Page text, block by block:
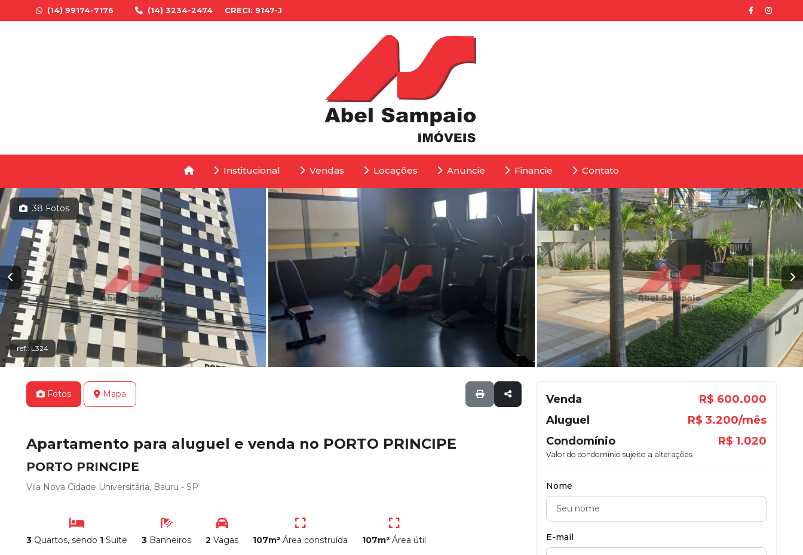
(14) 99174-7176 (14) 3234-2474 CRECI: 9147-J
Institucional Vendas Locações Anuncie Financie Contato
38 Fotos
ref.: L324
Fotos Mapa
Apartamento para aluguel e venda no PORTO PRINCIPE
PORTO PRINCIPE
Vila Nova Cidade Universitária, Bauru - SP
3 Quartos, sendo 1 Suíte 3 Banheiros 2 Vagas 107m² Área construída 107m² Área útil
Venda
R$ 600.000
Aluguel
R$ 3.200/mês
Condomínio
R$ 1.020
Valor do condomínio sujeito a alterações.
Nome
E-mail